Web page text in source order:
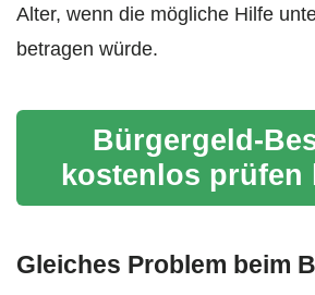
Alter, wenn die mögliche Hilfe
betragen würde.
Bürgergeld-
kostenlos prüfen
Gleiches Problem beim